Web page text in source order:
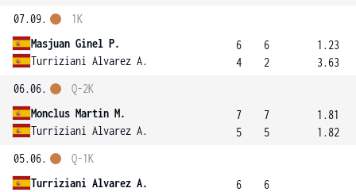
07.09.
Masjuan Ginel P.
Turriziani Alvarez A.
1K
6
4
6
2
1.23
3.63
06.06.
Monclus Martin M.
Turriziani Alvarez A.
Q-2K
7
5
7
5
1.81
1.82
05.06.
Turriziani Alvarez A.
Q-1K
6
6